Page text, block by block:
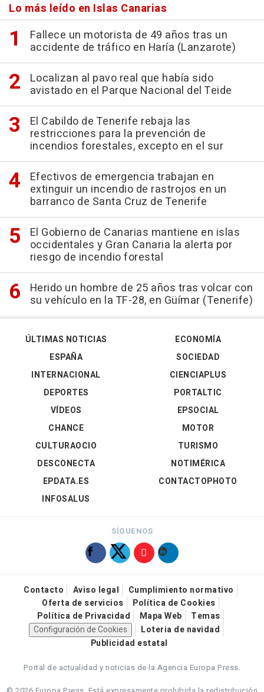
Lo más leído en Islas Canarias
Fallece un motorista de 49 años tras un
accidente de tráfico en Haría (Lanzarote)
Localizan al pavo real que había sido
avistado en el Parque Nacional del Teide
El Cabildo de Tenerife rebaja las
restricciones para la prevención de
incendios forestales, excepto en el sur
Efectivos de emergencia trabajan en
extinguir un incendio de rastrojos en un
barranco de Santa Cruz de Tenerife
El Gobierno de Canarias mantiene en islas
occidentales y Gran Canaria la alerta por
riesgo de incendio forestal
Herido un hombre de 25 años tras volcar con
su vehículo en la TF-28, en Güímar (Tenerife)
ÚLTIMAS NOTICIAS
ESPAÑA
INTERNACIONAL
DEPORTES
VÍDEOS
ECONOMÍA
SOCIEDAD
CIENCIAPLUS
PORTALTIC
EPSOCIAL
CHANCE
CULTURAOCIO
DESCONECTA
EPDATA.ES
INFOSALUS
MOTOR
TURISMO
NOTIMÉRICA
CONTACTOPHOTO
SÍGUENOS
Contacto Aviso legal
Cumplimiento normativo
Oferta de servicios
Política de Cookies
Política de Privacidad
Mapa Web
Temas
Configuración de Cookies
Loteria de navidad
Publicidad estatal
Portal de actualidad y noticias de la Agencia Europa Press.